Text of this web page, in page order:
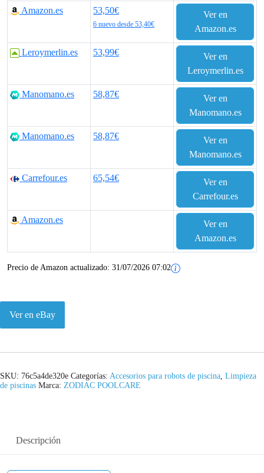
Amazon.es 53,50€
6 nuevo desde 53,40€
Ver en
Amazon.es
Leroymerlin.es 53,99€
Ver en
Leroymerlin.es
Manomano.es 58,87€
Ver en
Manomano.es
Manomano.es 58,87€
Ver en
Manomano.es
Carrefour.es 65,54€
Ver en
Carrefour.es
Amazon.es
Ver en
Amazon.es
Precio de Amazon actualizado: 31/07/2026 07:02
Ver en eBay
SKU: 76c5a4de320e Categorías: Accesorios para robots de piscina, Limpieza
de piscinas Marca: ZODIAC POOLCARE
Descripción